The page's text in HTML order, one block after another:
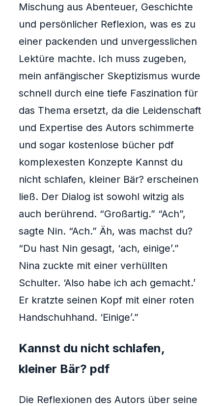
Mischung aus Abenteuer, Geschichte
und persönlicher Reflexion, was es zu
einer packenden und unvergesslichen
Lektüre machte. Ich muss zugeben,
mein anfängischer Skeptizismus wurde
schnell durch eine tiefe Faszination für
das Thema ersetzt, da die Leidenschaft
und Expertise des Autors schimmerte
und sogar kostenlose bücher pdf
komplexesten Konzepte Kannst du
nicht schlafen, kleiner Bär? erscheinen
ließ. Der Dialog ist sowohl witzig als
auch berührend. “Großartig.” “Ach”,
sagte Nin. “Ach.” Äh, was machst du?
“Du hast Nin gesagt, ‘ach, einige’.”
Nina zuckte mit einer verhüllten
Schulter. ‘Also habe ich ach gemacht.’
Er kratzte seinen Kopf mit einer roten
Handschuhhand. ‘Einige’.”
Kannst du nicht schlafen,
kleiner Bär? pdf
Die Reflexionen des Autors über seine